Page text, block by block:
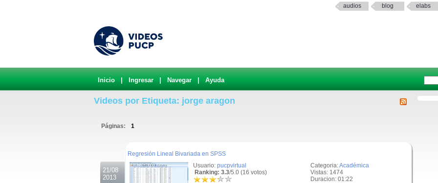
audios blog elabs
Inicio Ingresar Navegar Ayuda
Videos por Etiqueta: jorge aragon
Páginas: 1
21/08
2013
Regresión Lineal Bivariada en SPSS
Categoria:Académica
Vistas: 1474
Duracion: 01:22
Usuario: pucpvirtual
Ranking: 3.3/5.0 (16 votos)